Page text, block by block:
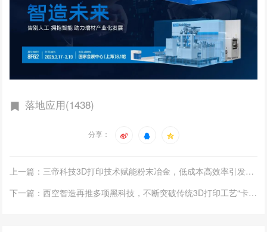
落地应用(1438)
分享：
上一篇：三帝科技3D打印技术赋能粉末冶金，低成本高效率引发行业聚焦
下一篇：西空智造再推多项黑科技，不断突破传统3D打印工艺“卡脖子”难题